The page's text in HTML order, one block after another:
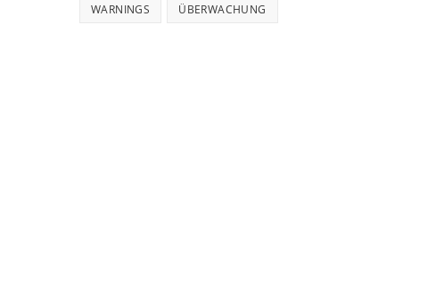
WARNINGS ÜBERWACHUNG